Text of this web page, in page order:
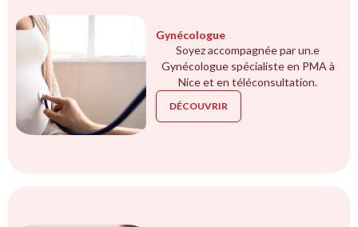
Gynécologue
Soyez accompagnée par un.e
Gynécologue spécialiste en PMA à
Nice et en téléconsultation.
DÉCOUVRIR